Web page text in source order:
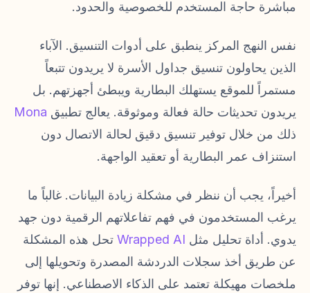
مباشرة حاجة المستخدم للخصوصية والحدود.
نفس النهج المركز ينطبق على أدوات التنسيق. الآباء
الذين يحاولون تنسيق جداول الأسرة لا يريدون تتبعاً
مستمراً للموقع يستهلك البطارية ويبطئ أجهزتهم. بل
يريدون تحديثات حالة فعالة وموثوقة. يعالج تطبيق Mona
ذلك من خلال توفير تنسيق دقيق لحالة الاتصال دون
استنزاف عمر البطارية أو تعقيد الواجهة.
أخيراً، يجب أن ننظر في مشكلة زيادة البيانات. غالباً ما
يرغب المستخدمون في فهم تفاعلاتهم الرقمية دون جهد
يدوي. أداة تحليل مثل Wrapped AI تحل هذه المشكلة
عن طريق أخذ سجلات الدردشة المصدرة وتحويلها إلى
ملخصات مهيكلة تعتمد على الذكاء الاصطناعي. إنها توفر